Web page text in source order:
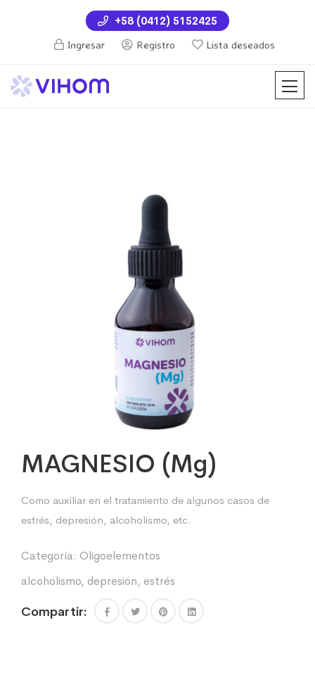
+58 (0412) 5152425
Ingresar
Registro Lista deseados
MAGNESIO (Mg)
Como auxiliar en el tratamiento de algunos casos de
estrés, depresión, alcoholismo, etc.
Categoría: Oligoelementos
alcoholismo, depresión, estrés
Compartir: